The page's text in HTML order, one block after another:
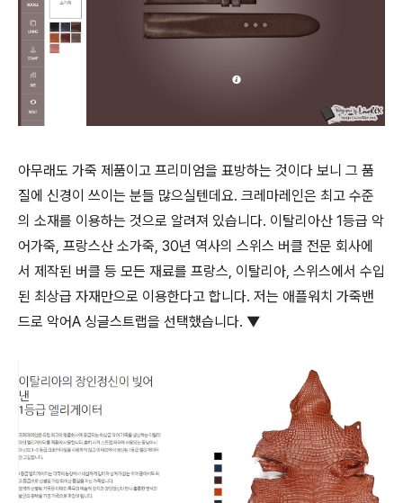
아무래도 가죽 제품이고 프리미엄을 표방하는 것이다 보니 그 품
질에 신경이 쓰이는 분들 많으실텐데요. 크레마레인은 최고 수준
의 소재를 이용하는 것으로 알려져 있습니다. 이탈리아산 1등급 악
어가죽, 프랑스산 소가죽, 30년 역사의 스위스 버클 전문 회사에
서 제작된 버클 등 모든 재료를 프랑스, 이탈리아, 스위스에서 수입
된 최상급 자재만으로 이용한다고 합니다. 저는 애플워치 가죽밴
드로 악어A 싱글스트랩을 선택했습니다. ▼